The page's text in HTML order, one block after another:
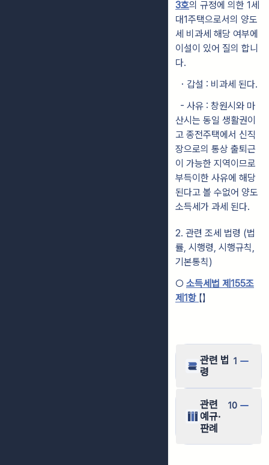
3호의 규정에 의한 1세
대1주택으로서의 양도
세 비과세 해당 여부에
이설이 있어 질의 합니
다.
・갑설 : 비과세 된다.
- 사유 : 창원시와 마
산시는 동일 생활권이
고 종전주택에서 신직
장으로의 통상 출퇴근
이 가능한 지역이므로
부득이한 사유에 해당
된다고 볼 수없어 양도
소득세가 과세 된다.
2. 관련 조세 법령 (법
률, 시행령, 시행규칙,
기본통칙)
○ 소득세법 제155조
제1항 【】
관련 법
령
1
관련
예규·
판례
10